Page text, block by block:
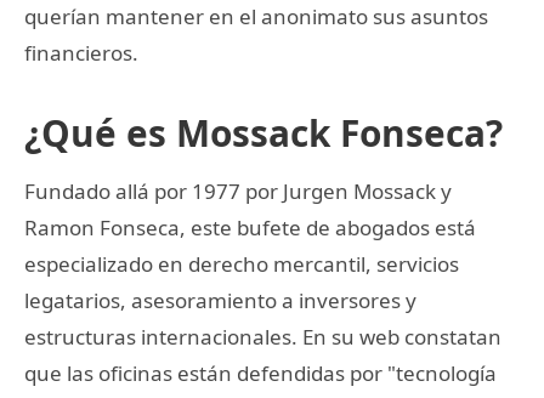
querían mantener en el anonimato sus asuntos
financieros.
¿Qué es Mossack Fonseca?
Fundado allá por 1977 por Jurgen Mossack y
Ramon Fonseca, este bufete de abogados está
especializado en derecho mercantil, servicios
legatarios, asesoramiento a inversores y
estructuras internacionales. En su web constatan
que las oficinas están defendidas por "tecnología